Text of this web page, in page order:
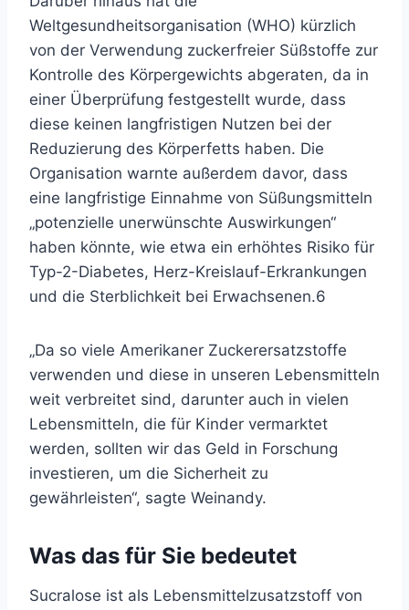
Weltgesundheitsorganisation (WHO) kürzlich
von der Verwendung zuckerfreier Süßstoffe zur
Kontrolle des Körpergewichts abgeraten, da in
einer Überprüfung festgestellt wurde, dass
diese keinen langfristigen Nutzen bei der
Reduzierung des Körperfetts haben. Die
Organisation warnte außerdem davor, dass
eine langfristige Einnahme von Süßungsmitteln
„potenzielle unerwünschte Auswirkungen“
haben könnte, wie etwa ein erhöhtes Risiko für
Typ-2-Diabetes, Herz-Kreislauf-Erkrankungen
und die Sterblichkeit bei Erwachsenen.6
„Da so viele Amerikaner Zuckerersatzstoffe
verwenden und diese in unseren Lebensmitteln
weit verbreitet sind, darunter auch in vielen
Lebensmitteln, die für Kinder vermarktet
werden, sollten wir das Geld in Forschung
investieren, um die Sicherheit zu
gewährleisten“, sagte Weinandy.
Was das für Sie bedeutet
Sucralose ist als Lebensmittelzusatzstoff von